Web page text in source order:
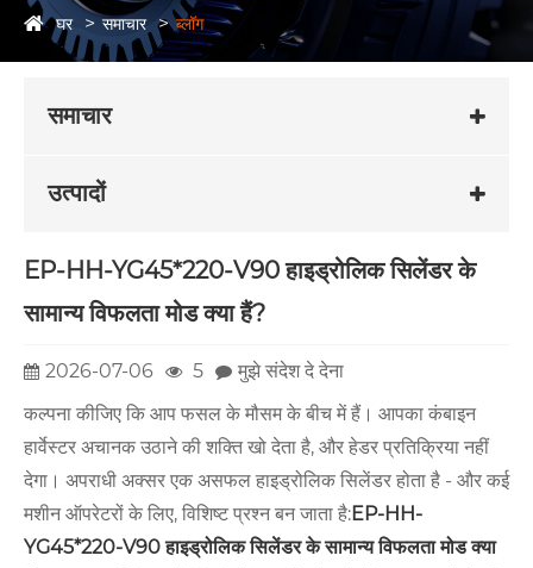
घर समाचार ब्लॉग
समाचार
उत्पादों
EP-HH-YG45*220-V90 हाइड्रोलिक सिलेंडर के
सामान्य विफलता मोड क्या हैं?
2026-07-06 5
मुझे संदेश दे देना
कल्पना कीजिए कि आप फसल के मौसम के बीच में हैं। आपका कंबाइन
हार्वेस्टर अचानक उठाने की शक्ति खो देता है, और हेडर प्रतिक्रिया नहीं
देगा। अपराधी अक्सर एक असफल हाइड्रोलिक सिलेंडर होता है - और कई
मशीन ऑपरेटरों के लिए, विशिष्ट प्रश्न बन जाता है:EP-HH-
YG45*220-V90 हाइड्रोलिक सिलेंडर के सामान्य विफलता मोड क्या